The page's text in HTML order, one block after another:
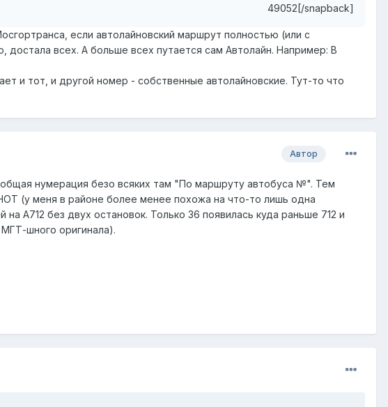
49052[/snapback]
если автолайновский маршрут полностью (или с
всех. А больше всех путается сам Автолайн. Например: В
и тот, и другой номер - собственные автолайновские. Тут-то что
Автор
нумерация безо всяких там "По маршруту автобуса №". Тем
(у меня в районе более менее похожа на что-то лишь одна
А712 без двух остановок. Только 36 появилась куда раньше 712 и
шного оригинала).